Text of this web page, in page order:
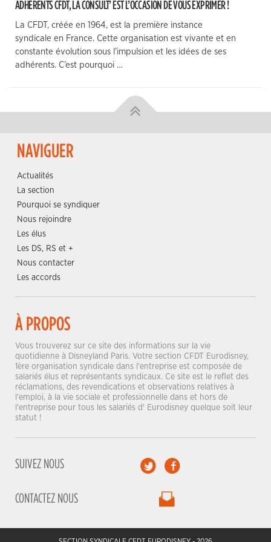
ADHÉRENTS CFDT, LA CONSULT’ EST L’OCCASION DE VOUS EXPRIMER !
La CFDT, créée en 1964, est la première instance
syndicale en France. Cette organisation est vivante et en
constante évolution sous l’impulsion et les idées de ses
adhérents. C’est pourquoi …
NAVIGUER
Actualités
La section
Pourquoi se syndiquer
Nous rejoindre
Les élus
Les DS, RS et +
Nous contacter
Les accords
À PROPOS
Vous trouverez sur ce site des informations sur la vie
quotidienne à Disneyland Paris. Votre section CFDT Eurodisney,
1ère organisation syndicale dans l'entreprise est composée de
salariés élus et représentants syndicaux. Ce site est le reflet des
réclamations, des revendications et observations relatives à
l'emploi, à la vie sociale et professionnelle dans et hors de
l'entreprise pour tous les salariés d' Eurodisney quelque soit leur
statut !
SUIVEZ NOUS
CONTACTEZ NOUS